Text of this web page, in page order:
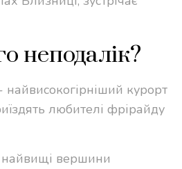
неподалік?
курорт
любителі фрірайду
вершини